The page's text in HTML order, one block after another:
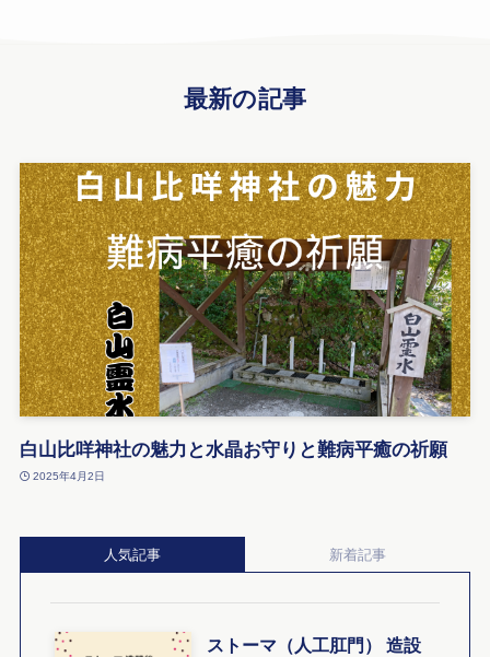
最新の記事
白山比咩神社の魅力と水晶お守りと難病平癒の祈願
2025年4月2日
人気記事 新着記事
ストーマ（人工肛門） 造設